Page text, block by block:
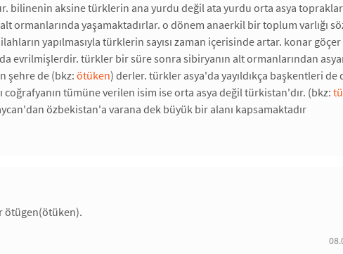
bilinenin aksine türklerin ana yurdu değil ata yurdu orta asya
ormanlarında yaşamaktadırlar. o dönem anaerkil bir toplum varlığı
yapılmasıyla türklerin sayısı zaman içerisinde artar. konar
evrilmişlerdir. türkler bir süre sonra sibiryanın alt ormanlarından
şehre de (bkz: ötüken) derler. türkler asya'da yayıldıkça başkentleri
coğrafyanın tümüne verilen isim ise orta asya değil türkistan'dır. (bkz:
özbekistan'a varana dek büyük bir alanı kapsamaktadır
ötügen(ötüken).